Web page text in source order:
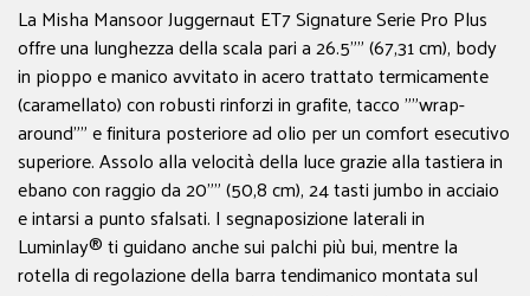
La Misha Mansoor Juggernaut ET7 Signature Serie Pro Plus
offre una lunghezza della scala pari a 26.5"" (67,31 cm), body
in pioppo e manico avvitato in acero trattato termicamente
(caramellato) con robusti rinforzi in grafite, tacco ""wrap-
around"" e finitura posteriore ad olio per un comfort esecutivo
superiore. Assolo alla velocità della luce grazie alla tastiera in
ebano con raggio da 20"" (50,8 cm), 24 tasti jumbo in acciaio
e intarsi a punto sfalsati. I segnaposizione laterali in
Luminlay® ti guidano anche sui palchi più bui, mentre la
rotella di regolazione della barra tendimanico montata sul